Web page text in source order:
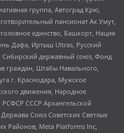
группа, Автоград Крю,
пансионат Ак Умут,
единство, Башкорт, Нация
Дафа, Иртыш Ultras, Русский
Сибирский державный союз, Фонд
граждан, Штабы Навального,
г. Краснодара, Мужское
движения, Народное
РСФСР СССР Архангельской
Союз Советских Светлых
Районов, Meta Platforms Inc,